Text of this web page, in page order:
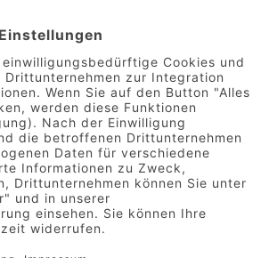
Anmeldung
Anmelden